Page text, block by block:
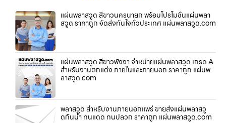
แผ่นพลาสวูด สีขาวนครนายก พร้อมโปรโมชั่นแผ่นพลา
สวูด ราคาถูก จัดส่งทันใจทั่วประเทศ แผ่นพลาสวูด.com
แผ่นพลาสวูด สีขาวพังงา จำหน่ายแผ่นพลาสวูด เกรด A
สำหรับงานตกแต่ง ภายในและภายนอก ราคาถูก แผ่นพ
ลาสวูด.com
พลาสวูด สำหรับงานภายนอกแพร่ ขายส่งแผ่นพลาสวู
ดกันน้ำ ทนแดด ทนปลวก ราคาถูก แผ่นพลาสวูด.com